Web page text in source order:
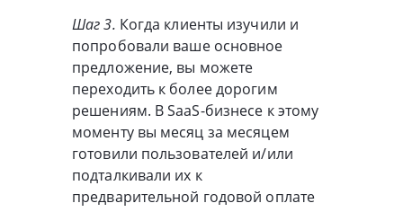
Шаг 3. Когда клиенты изучили и
попробовали ваше основное
предложение, вы можете
переходить к более дорогим
решениям. В SaaS-бизнесе к этому
моменту вы месяц за месяцем
готовили пользователей и/или
подталкивали их к
предварительной годовой оплате